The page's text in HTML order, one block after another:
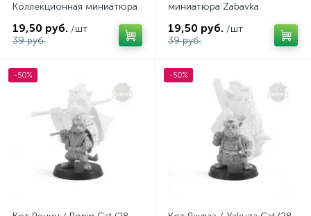
Коллекционная миниатюра
19,50 руб. /шт
39 руб.
миниатюра Zabavka
19,50 руб. /шт
39 руб.
-50% -50%